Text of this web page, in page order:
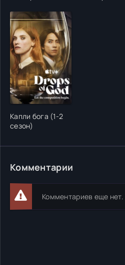
Капли бога (1-2
сезон)
Комментарии
Комментариев еще